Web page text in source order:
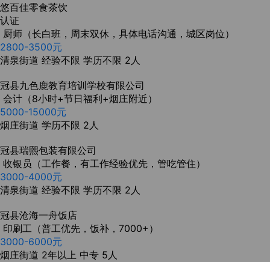
悠百佳零食茶饮
认证
厨师（长白班，周末双休，具体电话沟通，城区岗位）
2800-3500元
清泉街道 经验不限 学历不限 2人
冠县九色鹿教育培训学校有限公司
会计（8小时+节日福利+烟庄附近）
5000-15000元
烟庄街道 学历不限 2人
冠县瑞熙包装有限公司
收银员（工作餐，有工作经验优先，管吃管住）
3000-4000元
清泉街道 经验不限 学历不限 2人
冠县沧海一舟饭店
印刷工（普工优先，饭补，7000+）
3000-6000元
烟庄街道 2年以上 中专 5人